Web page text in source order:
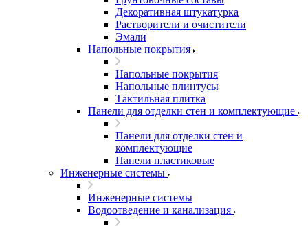
Декоративная штукатурка
Растворители и очистители
Эмали
Напольные покрытия
Напольные покрытия
Напольные плинтусы
Тактильная плитка
Панели для отделки стен и комплектующие
Панели для отделки стен и
комплектующие
Панели пластиковые
Инженерные системы
Инженерные системы
Водоотведение и канализация